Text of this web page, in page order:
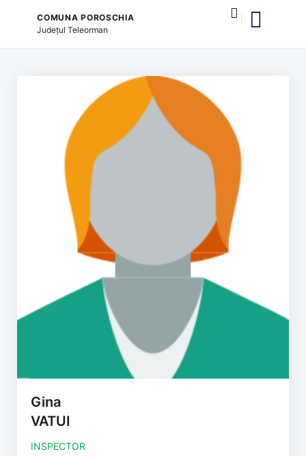
COMUNA POROSCHIA
JudețulTeleorman
Gina
VATUI
INSPECTOR